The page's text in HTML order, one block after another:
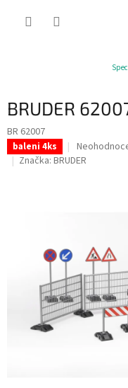
BRUDER
BR 62007
baleni 4ks
Průměrné
hodnocení
Značka: BRUDER